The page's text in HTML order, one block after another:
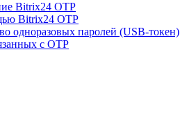
Bitrix24 OTP
Bitrix24 OTP
одноразовых паролей (USB-токен)
с OTP